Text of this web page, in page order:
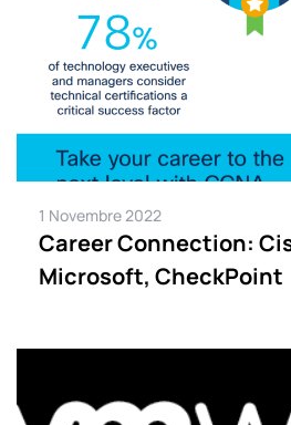
1 Novembre 2022
Career Connection:
Microsoft, CheckPoint